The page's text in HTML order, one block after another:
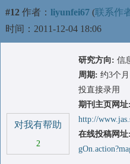
#12 作者： liyunfei67 (联系作
时间：2011-12-04 18:06
对我有帮助
2
研究方向: 信
周期: 约3个月
投直接录用
期刊主页网址:
http://
在线投稿网址: